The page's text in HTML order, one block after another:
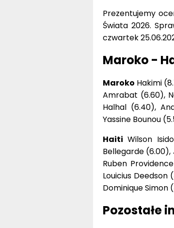
Prezentujemy
Świata 2026.
czwartek
Maroko -
Maroko Hakimi
Amrabat (6.60),
Halhal (6.40),
Yassine Bounou
Haiti Wilson
Bellegarde
Ruben
Louicius
Dominique Simon
Pozostałe